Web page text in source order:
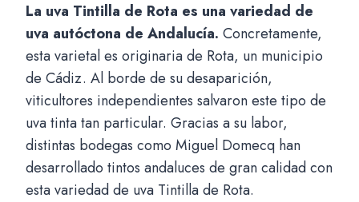
La uva Tintilla de Rota es una variedad de
uva autóctona de Andalucía. Concretamente,
esta varietal es originaria de Rota, un municipio
de Cádiz. Al borde de su desaparición,
viticultores independientes salvaron este tipo de
uva tinta tan particular. Gracias a su labor,
distintas bodegas como Miguel Domecq han
desarrollado tintos andaluces de gran calidad con
esta variedad de uva Tintilla de Rota.